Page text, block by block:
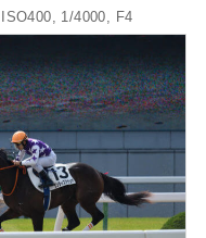
1/4000, F4